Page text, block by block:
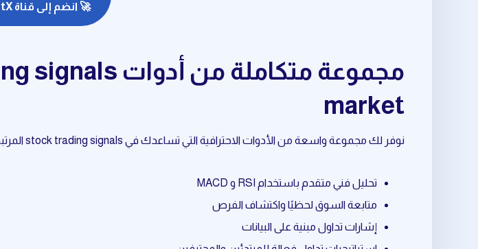
🚀 انضم إلى قناة SmartChartX
market
نوفر لك مجموعة واسعة من الأدوات الاحترافية التي تساعدك في stock trading signals المرتبط بـ sideways market، بما في ذلك:
تحليل فني متقدم باستخدام RSI و MACD
متابعة السوق لحظيًا واكتشاف الفرص
إشارات تداول مبنية على البيانات